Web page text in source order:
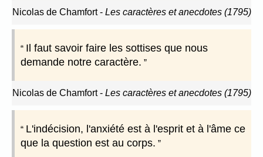
Nicolas de Chamfort- Les caractères et anecdotes (1795)
Il faut savoir faire les sottises que nous
demande notre caractère.
Nicolas de Chamfort- Les caractères et anecdotes (1795)
L'indécision, l'anxiété est à l'esprit et à l'âme ce
que la question est au corps.